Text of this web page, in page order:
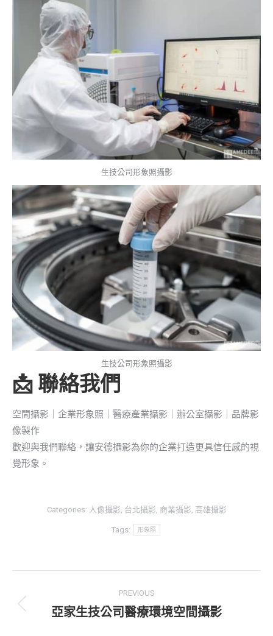
生技公司形象照攝影
生技公司形象照攝影
📩 聯絡我們
空間攝影｜企業形象照｜醫療產業攝影｜辦公室攝影｜品牌影
像製作
歡迎與我們聯絡，讓安德攝影為你的企業打造更具信任感的視
覺形象。
Categories: 人像攝影, 台北攝影, 商業攝影, 高雄攝影
Tags: 形象照
navigation
PREVIOUS
Previous
亞家生技公司醫療環境空間攝影